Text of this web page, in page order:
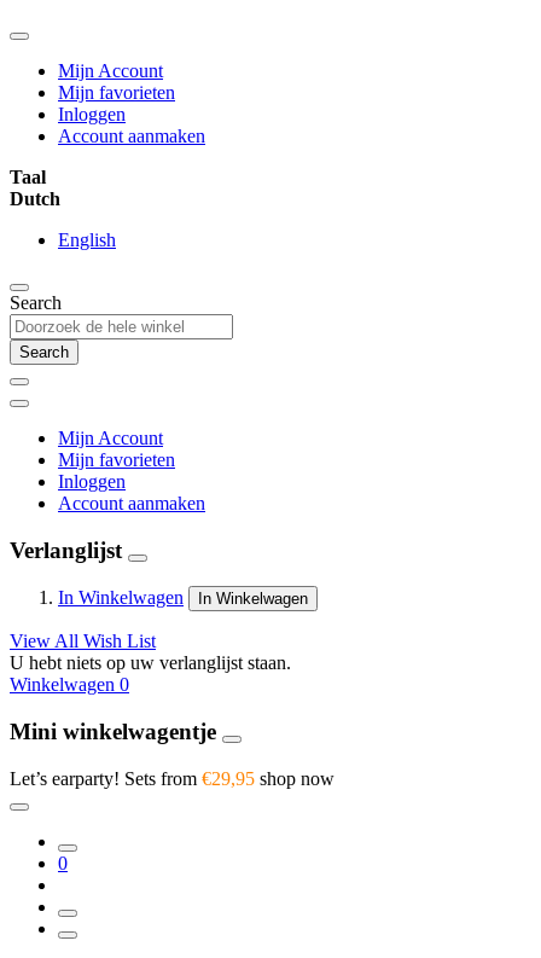
Mijn Account
Mijn favorieten
Inloggen
Account aanmaken
Taal
Dutch
English
Search
Search
Mijn Account
Mijn favorieten
Inloggen
Account aanmaken
Verlanglijst
In Winkelwagen In Winkelwagen
View All Wish List
U hebt niets op uw verlanglijst staan.
Winkelwagen 0
Mini winkelwagentje
Let’s earparty! Sets from €29,95 shop now
0